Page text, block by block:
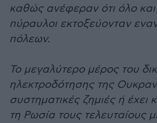
καθώς ανέφεραν ότι όλο και
πύραυλοι εκτοξεύονταν
πόλεων.
Το μεγαλύτερο μέρος του
ηλεκτροδότησης της
συστηματικές ζημιές ή έχει
τη Ρωσία τους τελευταίους